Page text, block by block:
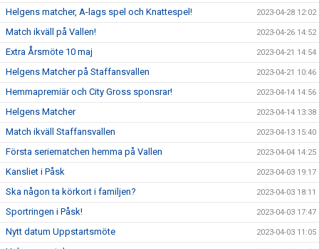
Helgens matcher, A-lags spel och Knattespel! 2023-04-28 12:02
Match ikväll på Vallen! 2023-04-26 14:52
Extra Årsmöte 10 maj 2023-04-21 14:54
Helgens Matcher på Staffansvallen 2023-04-21 10:46
Hemmapremiär och City Gross sponsrar! 2023-04-14 14:56
Helgens Matcher 2023-04-14 13:38
Match ikväll Staffansvallen 2023-04-13 15:40
Första seriematchen hemma på Vallen 2023-04-04 14:25
Kansliet i Påsk 2023-04-03 19:17
Ska någon ta körkort i familjen? 2023-04-03 18:11
Sportringen i Påsk! 2023-04-03 17:47
Nytt datum Uppstartsmöte 2023-04-03 11:05